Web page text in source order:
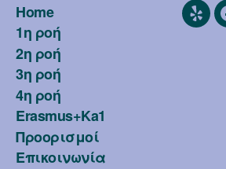
Home
1η ροή
2η ροή
3η ροή
4η ροή
Erasmus+Ka1
Προορισμοί
Επικοινωνία
Yelp